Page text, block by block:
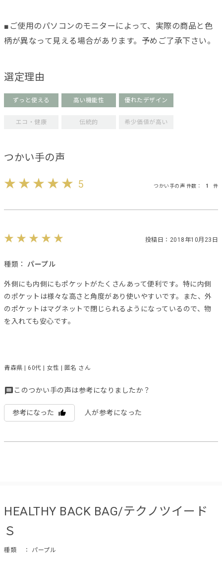
■ご使用のパソコンのモニターによって、実際の商品と色
柄が異なって見える場合があります。予めご了承下さい。
選定理由
ずっと使える 高い機能性 優れたデザイン
エコ・健康 伝統的 希少価値が高い
つかい手の声
5 つかい手の声 件数： 1 件
投稿日：2018年10月23日
種類： パープル
外側にも内側にもポケットがたくさんあって便利です。特に内側
のポケットは様々な高さと角度があり使いやすいです。また、外
のポケットはマグネットで閉じられるようになっているので、物
を入れても安心です。
青森県 | 60代 | 女性 | 匿名 さん
このつかい手の声は参考になりましたか？
参考になった 人が参考になった
HEALTHY BACK BAG/テクノツイード
Ｓ
種類 ： パープル